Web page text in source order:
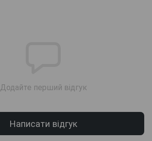
Додайте перший відгук
Написати відгук